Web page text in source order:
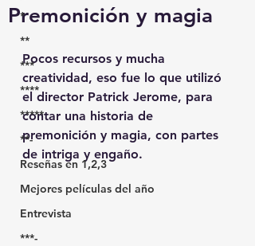
*
**
***
****
*****
**-
Reseñas en 1,2,3
Mejores películas del año
Entrevista
***-
Premonición y magia
Pocos recursos y mucha
creatividad, eso fue lo que utilizó
el director Patrick Jerome, para
contar una historia de
premonición y magia, con partes
de intriga y engaño.